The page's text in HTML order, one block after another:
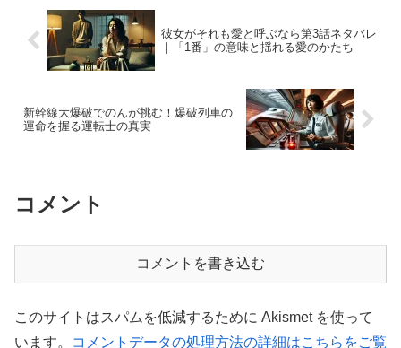
彼女がそれも愛と呼ぶなら第3話ネタバレ
｜「1番」の意味と揺れる愛のかたち
新幹線大爆破でのんが挑む！爆破列車の
運命を握る運転士の真実
コメント
コメントを書き込む
このサイトはスパムを低減するために Akismet を使って
います。
コメントデータの処理方法の詳細はこちらをご覧